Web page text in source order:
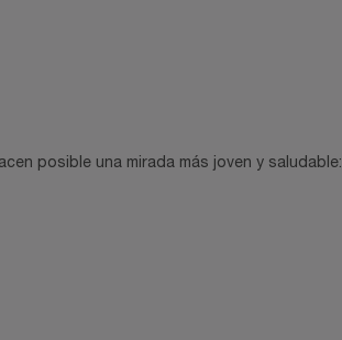
posible una mirada más joven y saludable: